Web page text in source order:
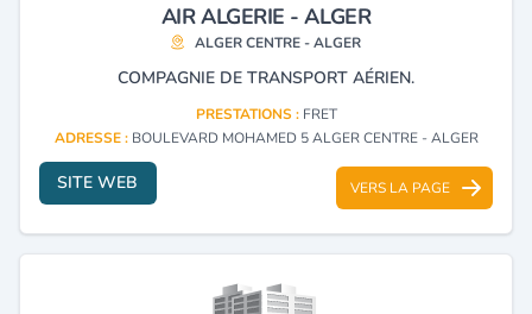
AIR ALGERIE - ALGER
ALGER CENTRE - ALGER
COMPAGNIE DE TRANSPORT AÉRIEN.
PRESTATIONS : FRET
ADRESSE : BOULEVARD MOHAMED 5 ALGER CENTRE - ALGER
SITE WEB VERS LA PAGE